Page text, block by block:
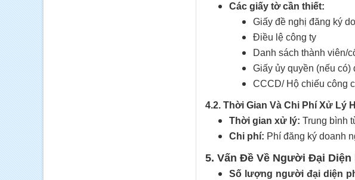
Các giấy tờ cần thiết:
Giấy đề nghị đăng ký
Điều lệ công ty
Danh sách thành viên/
Giấy ủy quyền (nếu
CCCD/ Hộ chiếu công
4.2. Thời Gian Và Chi Phí Xử Lý
Thời gian xử lý: Trung bình
Chi phí: Phí đăng ký doanh
5. Vấn Đề Về Người Đại
Số lượng người đại diện